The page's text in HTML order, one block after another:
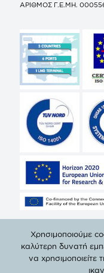
ΑΡΙΘΜΟΣ Γ.Ε.ΜΗ.
© Copyright 2019
Χρησιμοποιούμε
καλύτερη δυνατή
να χρησιμοποιείτε